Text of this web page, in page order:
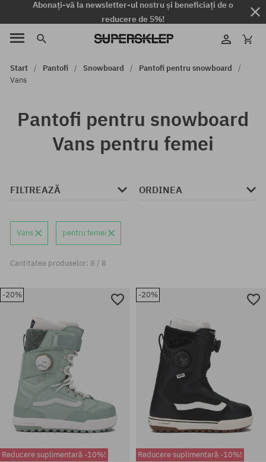
Abonați-vă la newsletter-ul nostru și beneficiați de o
reducere de 5%!
Start Pantofi Snowboard
Pantofi pentru snowboard
Vans
Pantofi pentru snowboard
Vans pentru femei
FILTREAZĂ ORDINEA
Vans pentru femei
Cantitatea produselor: 8 / 8
-20%
Reducere suplimentară -10%!
-20%
Reducere suplimentară -10%!